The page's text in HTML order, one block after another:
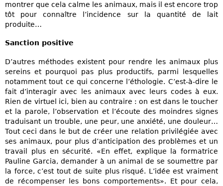
montrer que cela calme les animaux, mais il est encore trop
tôt pour connaître l’incidence sur la quantité de lait
produite…
Sanction positive
D’autres méthodes existent pour rendre les animaux plus
sereins et pourquoi pas plus productifs, parmi lesquelles
notamment tout ce qui concerne l’éthologie. C’est-à-dire le
fait d’interagir avec les animaux avec leurs codes à eux.
Rien de virtuel ici, bien au contraire : on est dans le toucher
et la parole, l’observation et l’écoute des moindres signes
traduisant un trouble, une peur, une anxiété, une douleur…
Tout ceci dans le but de créer une relation privilégiée avec
ses animaux, pour plus d’anticipation des problèmes et un
travail plus en sécurité. «En effet, explique la formatrice
Pauline Garcia, demander à un animal de se soumettre par
la force, c’est tout de suite plus risqué. L’idée est vraiment
de récompenser les bons comportements». Et pour cela,